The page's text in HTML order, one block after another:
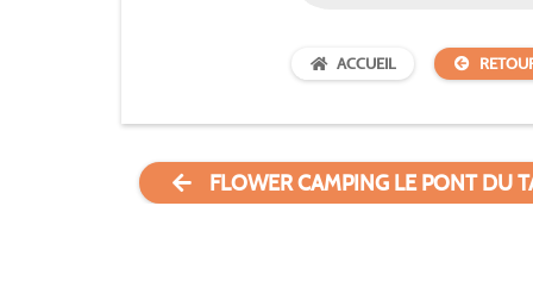
ACCUEIL
FLOWER CAMPING LE PONT DU